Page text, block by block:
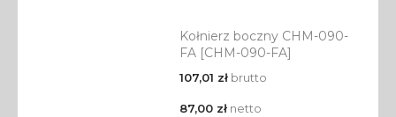
Kołnierz boczny CHM-090-
FA [CHM-090-FA]
107,01 złbrutto
87,00 złnetto